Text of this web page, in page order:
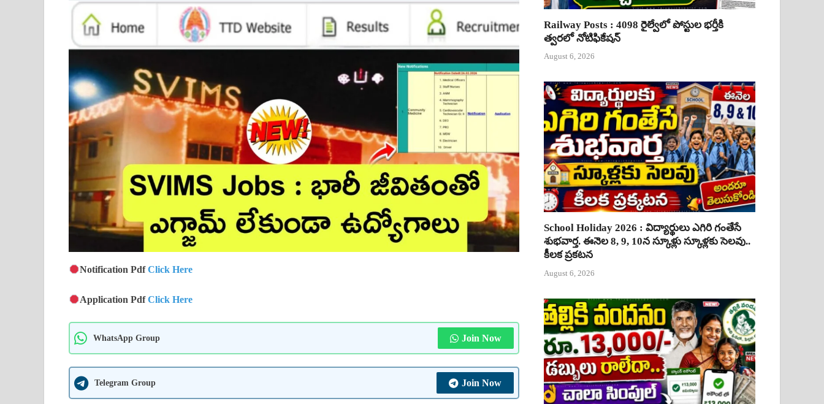
Notification PdfClick Here
Application PdfClick Here
WhatsApp Group Join Now
Telegram Group Join Now
Railway Posts : 4098 రైల్వేలో పోస్టుల భర్తీకి
త్వరలో నోటిఫికేషన్
August 6, 2026
School Holiday 2026 : విద్యార్థులు ఎగిరి గంతేసే
శుభవార్త. ఈనెల 8, 9, 10న స్కూళ్లు స్కూళ్లకు సెలవు..
కీలక ప్రకటన
August 6, 2026